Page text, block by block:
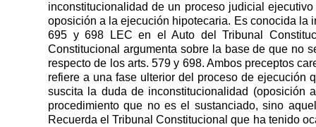
inconstitucionalidad de un proceso judicial
oposición a la ejecución hipotecaria. Es conocida la
695 y 698 LEC en el Auto del Tribunal
Constitucional argumenta sobre la base de que no
respecto de los arts. 579 y 698. Ambos preceptos
refiere a una fase ulterior del proceso de
suscita la duda de inconstitucionalidad
procedimiento que no es el sustanciado, sino
Recuerda el Tribunal Constitucional que ha tenido